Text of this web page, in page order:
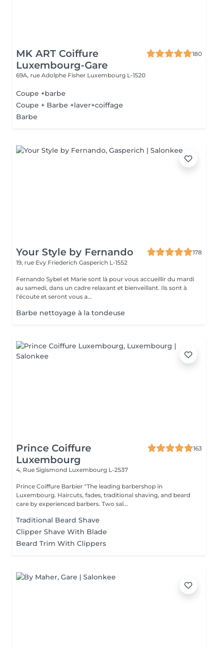
MK ART Coiffure
Luxembourg-Gare
180
69A, rue Adolphe Fisher Luxembourg L-1520
Coupe +barbe
Coupe + Barbe +laver+coiffage
Barbe
Your Style by Fernando
178
19, rue Evy Friederich Gasperich L-1552
Fernando Sybel et Marie sont là pour vous accueillir du mardi
au samedi, dans un cadre relaxant et bienveillant. Ils sont à
l'écoute et seront vous a...
Barbe nettoyage à la tondeuse
Prince Coiffure
Luxembourg
163
4, Rue Sigismond Luxembourg L-2537
Prince Coiffure Barbier "The leading barbershop in
Luxembourg. Haircuts, fades, traditional shaving, and beard
care by experienced barbers. Two sal...
Traditional Beard Shave
Clipper Shave With Blade
Beard Trim With Clippers